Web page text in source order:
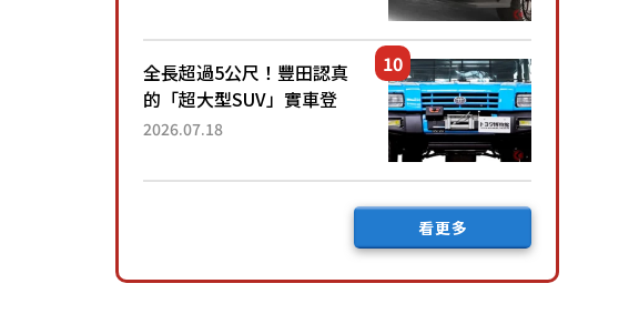
Premium打造的「限定
Bruno」由...
全長超過5公尺！豐田認真
的「超大型SUV」實車登
場！搭載後輪也會轉向的
「軍用車!?」般的硬派規格
2026.07.18
看更多